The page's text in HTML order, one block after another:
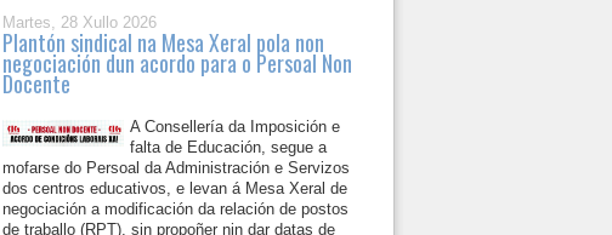
Martes, 28 Xullo 2026
Plantón sindical na Mesa Xeral pola non
negociación dun acordo para o Persoal Non
Docente
A Consellería da Imposición e
falta de Educación, segue a
mofarse do Persoal da Administración e Servizos
dos centros educativos, e levan á Mesa Xeral de
negociación a modificación da relación de postos
de traballo (RPT), sin propoñer nin dar datas de